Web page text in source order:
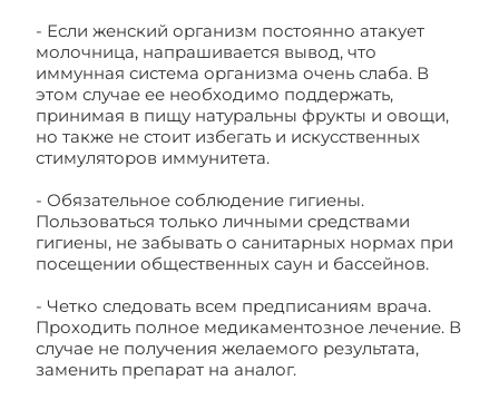
- Если женский организм постоянно атакует
молочница, напрашивается вывод, что
иммунная система организма очень слаба. В
этом случае ее необходимо поддержать,
принимая в пищу натуральны фрукты и овощи,
но также не стоит избегать и искусственных
стимуляторов иммунитета.
- Обязательное соблюдение гигиены.
Пользоваться только личными средствами
гигиены, не забывать о санитарных нормах при
посещении общественных саун и бассейнов.
- Четко следовать всем предписаниям врача.
Проходить полное медикаментозное лечение. В
случае не получения желаемого результата,
заменить препарат на аналог.